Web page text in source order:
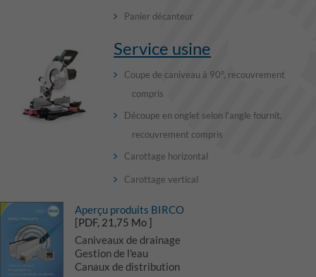
Panier décanteur
Service usine
Coupe de caniveau à 90°, recouvrement
compris
Découpe en onglet selon l'angle fournit,
recouvrement compris
Carottage horizontal
Carottage vertical
Aperçu produits BIRCO
[PDF, 21,75 Mo ]
Caniveaux de drainage
Gestion de l'eau
Canaux de distribution